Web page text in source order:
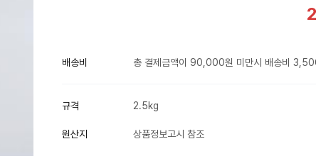
배송비 총 결제금액이 90,000원 미만시 배송비
규격 2.5kg
원산지 상품정보고시 참조